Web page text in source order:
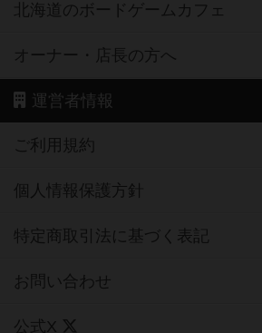
北海道のボードゲームカフェ
オーナー・店長の方へ
運営者情報
ご利用規約
個人情報保護方針
特定商取引法に基づく表記
お問い合わせ
公式X